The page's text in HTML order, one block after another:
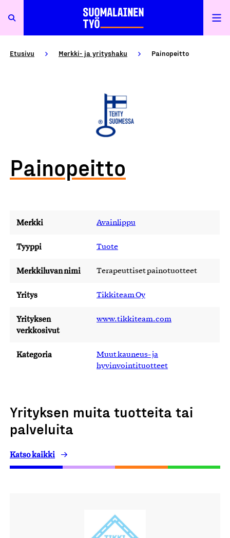
Etusivu Merkki- ja yrityshaku Painopeitto
Painopeitto
Merkki Avainlippu
Tyyppi Tuote
Merkkiluvan nimi Terapeuttiset painotuotteet
Yritys Tikkiteam Oy
Yrityksen
verkkosivut
www.tikkiteam.com
Kategoria
Muut kauneus- ja
hyvinvointituotteet
Yrityksen muita tuotteita tai
palveluita
Katso kaikki